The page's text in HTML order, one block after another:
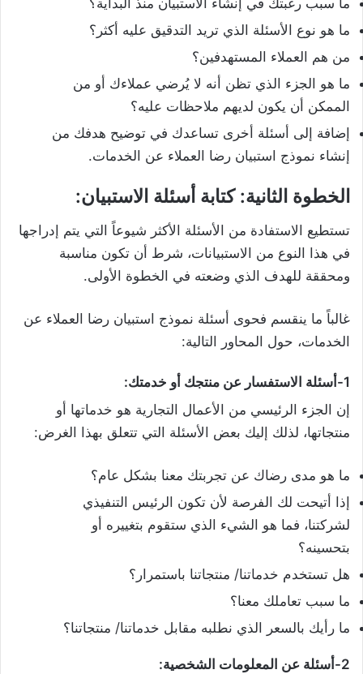
ما سبب رغبتك في إنشاء الاستبيان منذ البداية؟
ما هو نوع الأسئلة الذي تريد التدقيق عليه أكثر؟
من هم العملاء المستهدفين؟
ما هو الجزء الذي تظن أنه لا يُرضي عملاءك أو من
الممكن أن يكون لديهم ملاحظات عليه؟
إضافة إلى أسئلة أخرى تساعدك في توضيح هدفك من
إنشاء نموذج استبيان رضا العملاء عن الخدمات.
الخطوة الثانية: كتابة أسئلة الاستبيان:
تستطيع الاستفادة من الأسئلة الأكثر شيوعاً التي يتم إدراجها
في هذا النوع من الاستبيانات، شرط أن تكون مناسبة
ومحققة للهدف الذي وضعته في الخطوة الأولى.
غالباً ما ينقسم فحوى أسئلة نموذج استبيان رضا العملاء عن
الخدمات، حول المحاور التالية:
1-أسئلة الاستفسار عن منتجك أو خدمتك:
إن الجزء الرئيسي من الأعمال التجارية هو خدماتها أو
منتجاتها، لذلك إليك بعض الأسئلة التي تتعلق بهذا الغرض:
ما هو مدى رضاك عن تجربتك معنا بشكل عام؟
إذا أتيحت لك الفرصة لأن تكون الرئيس التنفيذي
لشركتنا، فما هو الشيء الذي ستقوم بتغييره أو
بتحسينه؟
هل تستخدم خدماتنا/ منتجاتنا باستمرار؟
ما سبب تعاملك معنا؟
ما رأيك بالسعر الذي نطلبه مقابل خدماتنا/ منتجاتنا؟
2-أسئلة عن المعلومات الشخصية: